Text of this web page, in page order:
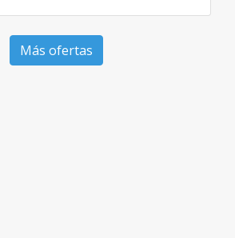
Más ofertas